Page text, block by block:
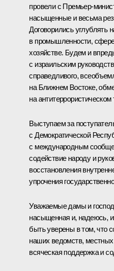
провели с Премьер-
насыщенные и весьма
Договорились углублять
в промышленности,
хозяйстве. Будем и
с израильским
справедливого,
на Ближнем Востоке,
на антитеррористическом
Выступаем за
с Демократической
с международным
содействие народу и
восстановления
упрочения
Уважаемые дамы и
насыщенная и, надеюсь,
быть уверены в том, что
наших ведомств,
всяческая поддержка и